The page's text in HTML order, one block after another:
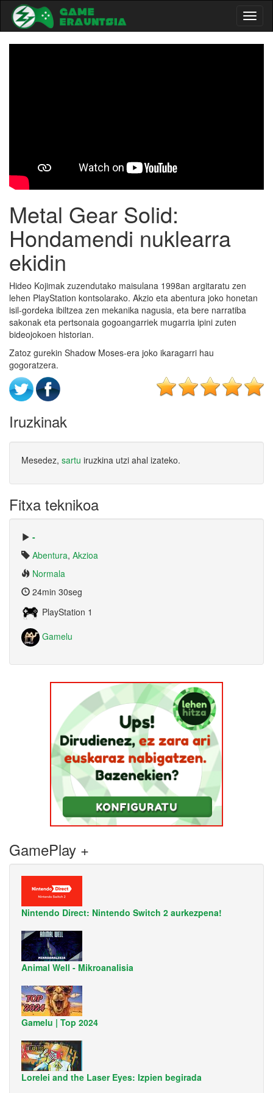
Metal Gear Solid:
Hondamendi nuklearra
ekidin
Hideo Kojimak zuzendutako maisulana 1998an argitaratu zen
lehen PlayStation kontsolarako. Akzio eta abentura joko honetan
isil-gordeka ibiltzea zen mekanika nagusia, eta bere narratiba
sakonak eta pertsonaia gogoangarriek mugarria ipini zuten
bideojokoen historian.
Zatoz gurekin Shadow Moses-era joko ikaragarri hau
gogoratzera.
Iruzkinak
Mesedez, sartu iruzkina utzi ahal izateko.
Fitxa teknikoa
-
Abentura, Akzioa
Normala
24min 30seg
PlayStation 1
Gamelu
GamePlay +
Nintendo Direct: Nintendo Switch 2 aurkezpena!
Animal Well - Mikroanalisia
Gamelu | Top 2024
Lorelei and the Laser Eyes: Izpien begirada